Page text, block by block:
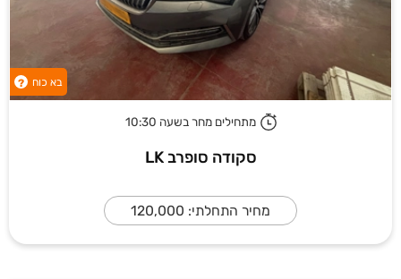
בא כוח ?
מתחילים מחר בשעה 10:30
סקודה סופרב LK
מחיר התחלתי: 120,000